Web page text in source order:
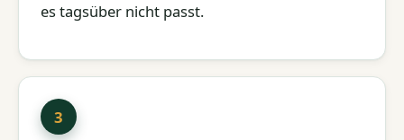
es tagsüber nicht passt.